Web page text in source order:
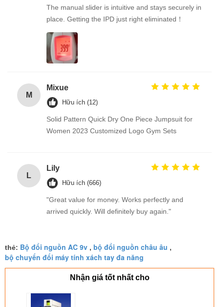
The manual slider is intuitive and stays securely in
place. Getting the IPD just right eliminated！
M
Mixue
Hữu ích (12)
Solid Pattern Quick Dry One Piece Jumpsuit for
Women 2023 Customized Logo Gym Sets
L
Lily
Hữu ích (666)
"Great value for money. Works perfectly and
arrived quickly. Will definitely buy again."
thẻ: Bộ đổi nguồn AC 9v , bộ đổi nguồn châu âu ,
bộ chuyển đổi máy tính xách tay đa năng
Nhận giá tốt nhất cho